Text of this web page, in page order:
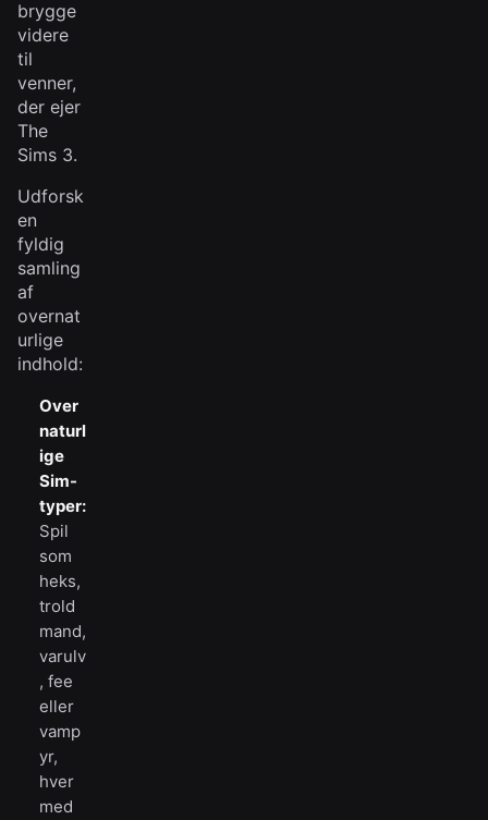
brygge
videre
til
venner,
der ejer
The
Sims 3.
Udforsk
en
fyldig
samling
af
overnat
urlige
indhold:
Over
naturl
ige
Sim-
typer:
Spil
som
heks,
trold
mand,
varulv
, fee
eller
vamp
yr,
hver
med